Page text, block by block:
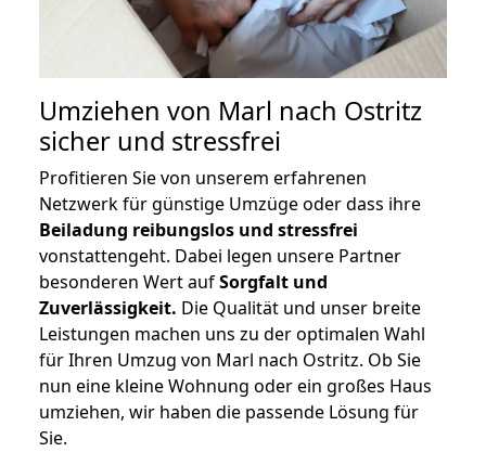
Umziehen von Marl nach Ostritz
sicher und stressfrei
Profitieren Sie von unserem erfahrenen
Netzwerk für günstige Umzüge oder dass ihre
Beiladung reibungslos und stressfrei
vonstattengeht. Dabei legen unsere Partner
besonderen Wert aufSorgfalt und
Zuverlässigkeit. Die Qualität und unser breite
Leistungen machen uns zu der optimalen Wahl
für Ihren Umzug von Marl nach Ostritz. Ob Sie
nun eine kleine Wohnung oder ein großes Haus
umziehen, wir haben die passende Lösung für
Sie.